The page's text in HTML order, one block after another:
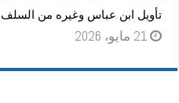
تأويل ابن عباس وغيره من السلف
21 مايو، 2026